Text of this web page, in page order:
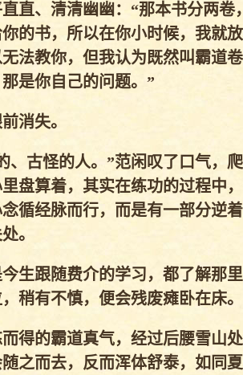
直、清清幽幽：“那本书分两卷
的书，所以在你小时候，我就
法教你，但我认为既然叫霸道
是你自己的问题。”
消失。
古怪的人。”范闲叹了口气，爬
盘算着，其实在练功的过程中
循经脉而行，而是有一部分逆
。
生跟随费介的学习，都了解那
稍有不慎，便会残废瘫卧在床。
得的霸道真气，经过后腰雪山
之而去，反而浑体舒泰，如同